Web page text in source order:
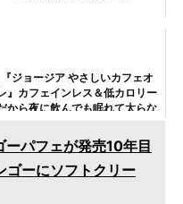
『ジョージア やさしいカフェオ
』カフェインレス＆低カロリー
から夜に飲んでも眠れて太らな
ーパフェが発売10年目
ゴーにソフトクリー